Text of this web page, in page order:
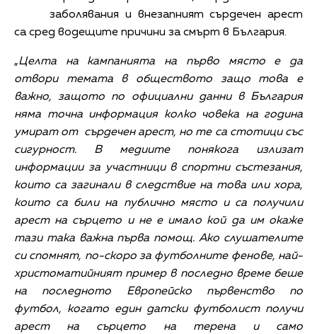
заболявания и внезапният сърдечен арест
са сред водещите причини за смърт в България.
„Целта на кампанията на първо място е да
отвори темата в обществото защо това е
важно, защото по официални данни в България
няма точна информация колко човека на година
умират от сърдечен арест, но те са стотици със
сигурност. В медиите понякога излизат
информации за участници в спортни състезания,
които са загинали в следствие на това или хора,
които са били на публично място и са получили
арест на сърцето и не е имало кой да им окаже
тази така важна първа помощ. Ако слушателите
си спомнят, по-скоро за футболните фенове, най-
христоматийният пример в последно време беше
на последното Европейско първенство по
футбол, когато един датски футболист получи
арест на сърцето на терена и само